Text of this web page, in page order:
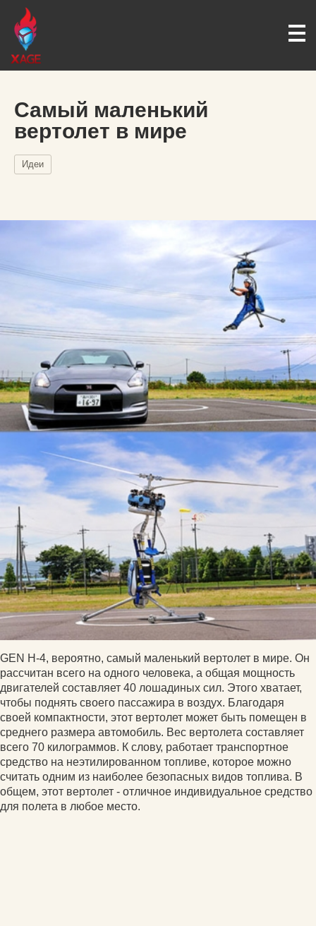
Самый маленький
вертолет в мире
Идеи
GEN H-4, вероятно, самый маленький вертолет в мире. Он
рассчитан всего на одного человека, а общая мощность
двигателей составляет 40 лошадиных сил. Этого хватает,
чтобы поднять своего пассажира в воздух. Благодаря
своей компактности, этот вертолет может быть помещен в
среднего размера автомобиль. Вес вертолета составляет
всего 70 килограммов. К слову, работает транспортное
средство на неэтилированном топливе, которое можно
считать одним из наиболее безопасных видов топлива. В
общем, этот вертолет - отличное индивидуальное средство
для полета в любое место.